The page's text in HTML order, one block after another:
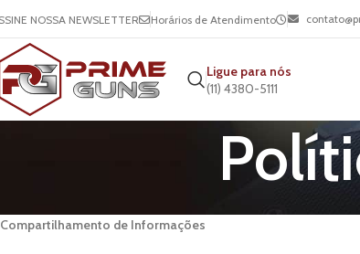
NOSSA NEWSLETTER Horários de Atendimento
Ligue para nós
(11) 4380-5111
Compartilhamento de Informações